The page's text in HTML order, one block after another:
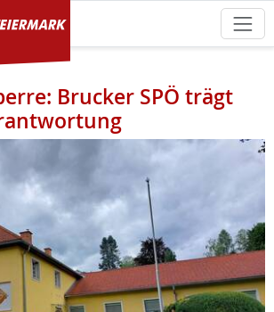
Brucker SPÖ trägt